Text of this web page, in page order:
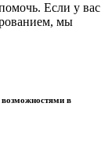
Если у вас
мы
в